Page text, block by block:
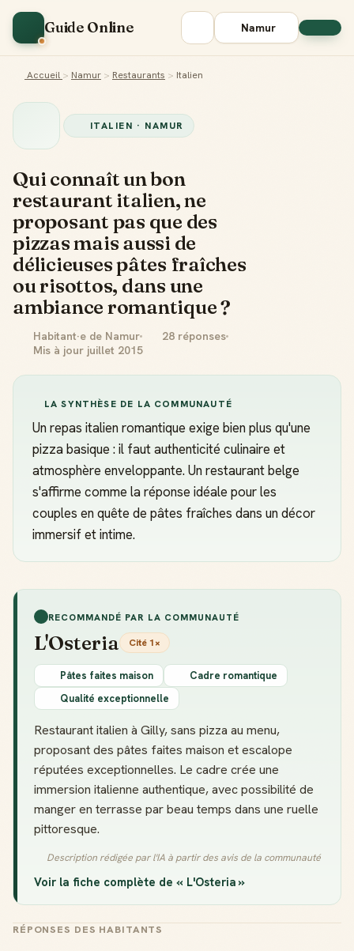
Guide Online Namur
Accueil > Namur > Restaurants > Italien
ITALIEN · NAMUR
Qui connaît un bon
restaurant italien, ne
proposant pas que des
pizzas mais aussi de
délicieuses pâtes fraîches
ou risottos, dans une
ambiance romantique ?
Habitant·e de Namur
28 réponses
Mis à jour juillet 2015
LA SYNTHÈSE DE LA COMMUNAUTÉ
Un repas italien romantique exige bien plus qu'une
pizza basique : il faut authenticité culinaire et
atmosphère enveloppante. Un restaurant belge
s'affirme comme la réponse idéale pour les
couples en quête de pâtes fraîches dans un décor
immersif et intime.
RECOMMANDÉ PAR LA COMMUNAUTÉ
L'Osteria Cité 1×
Pâtes faites maison
Cadre romantique
Qualité exceptionnelle
Restaurant italien à Gilly, sans pizza au menu,
proposant des pâtes faites maison et escalope
réputées exceptionnelles. Le cadre crée une
immersion italienne authentique, avec possibilité de
manger en terrasse par beau temps dans une ruelle
pittoresque.
Description rédigée par l'IA à partir des avis de la communauté
Voir la fiche complète de « L'Osteria »
RÉPONSES DES HABITANTS